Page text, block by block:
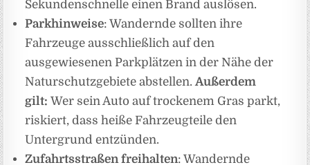
Sekundenschnelle einen Brand auslösen.
Parkhinweise: Wandernde sollten ihre
Fahrzeuge ausschließlich auf den
ausgewiesenen Parkplätzen in der Nähe der
Naturschutzgebiete abstellen.Außerdem
gilt: Wer sein Auto auf trockenem Gras parkt,
riskiert, dass heiße Fahrzeugteile den
Untergrund entzünden.
Zufahrtsstraßen freihalten: Wandernde